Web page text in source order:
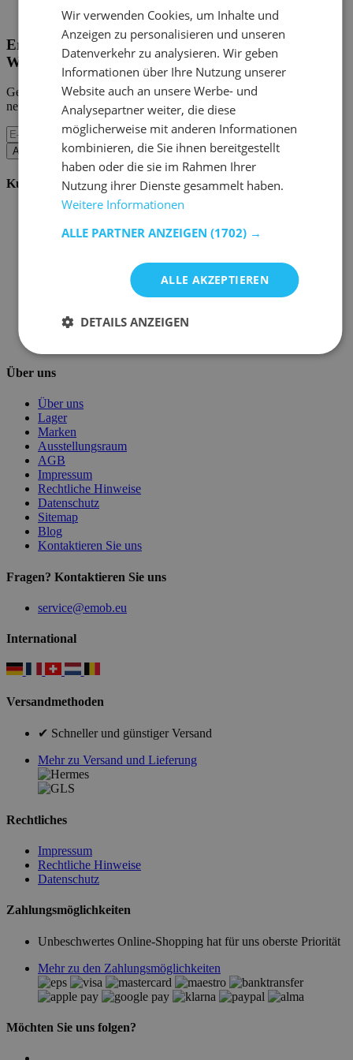
Home Emob|Mein Konto
Erhalten Sie unsere neuen Kollektionen und
Werbeaktionen.
Geben Sie uns Ihre E-Mail und Sie werden monatlich über die
neuesten Ereignisse informiert.
Abonnieren
Kundenservice
Zahlungsmöglichkeiten
Stornieren oder retournieren
Pflegehinweise
Paswort Vergessen?
Über uns
Über uns
Lager
Marken
Ausstellungsraum
AGB
Impressum
Rechtliche Hinweise
Datenschutz
Sitemap
Blog
Kontaktieren Sie uns
Fragen? Kontaktieren Sie uns
service@emob.eu
International
Versandmethoden
✔ Schneller und günstiger Versand
Mehr zu Versand und Lieferung
Rechtliches
Impressum
Rechtliche Hinweise
Datenschutz
Zahlungsmöglichkeiten
Unbeschwertes Online-Shopping hat für uns oberste Priorität
Mehr zu den Zahlungsmöglichkeiten
Möchten Sie uns folgen?
Wir verwenden Cookies, um Inhalte und
Anzeigen zu personalisieren und unseren
Datenverkehr zu analysieren. Wir geben
Informationen über Ihre Nutzung unserer
Website auch an unsere Werbe- und
Analysepartner weiter, die diese
möglicherweise mit anderen Informationen
kombinieren, die Sie ihnen bereitgestellt
haben oder die sie im Rahmen Ihrer
Nutzung ihrer Dienste gesammelt haben.
Weitere Informationen
ALLE PARTNER ANZEIGEN (1702) →
ALLE AKZEPTIEREN
DETAILS ANZEIGEN